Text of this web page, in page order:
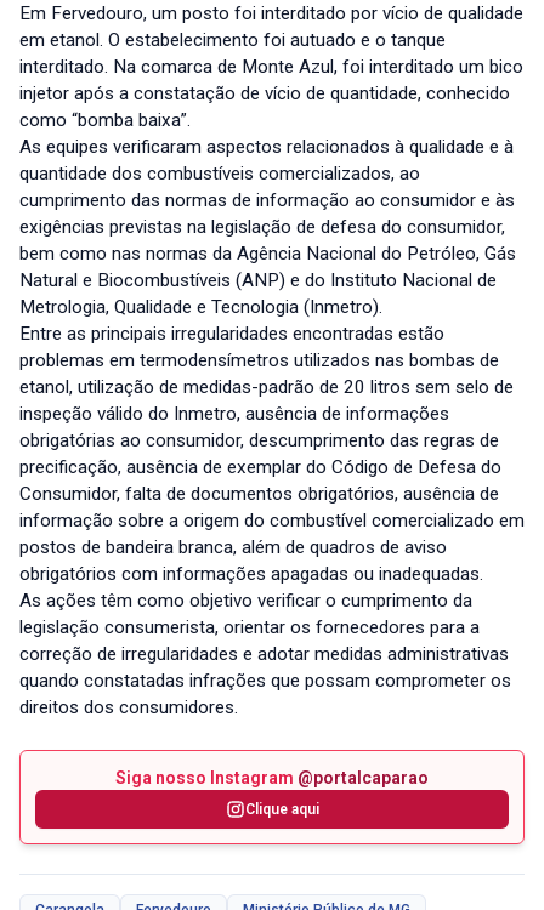
Em Fervedouro, um posto foi interditado por vício de qualidade
em etanol. O estabelecimento foi autuado e o tanque
interditado. Na comarca de Monte Azul, foi interditado um bico
injetor após a constatação de vício de quantidade, conhecido
como “bomba baixa”.
As equipes verificaram aspectos relacionados à qualidade e à
quantidade dos combustíveis comercializados, ao
cumprimento das normas de informação ao consumidor e às
exigências previstas na legislação de defesa do consumidor,
bem como nas normas da Agência Nacional do Petróleo, Gás
Natural e Biocombustíveis (ANP) e do Instituto Nacional de
Metrologia, Qualidade e Tecnologia (Inmetro).
Entre as principais irregularidades encontradas estão
problemas em termodensímetros utilizados nas bombas de
etanol, utilização de medidas-padrão de 20 litros sem selo de
inspeção válido do Inmetro, ausência de informações
obrigatórias ao consumidor, descumprimento das regras de
precificação, ausência de exemplar do Código de Defesa do
Consumidor, falta de documentos obrigatórios, ausência de
informação sobre a origem do combustível comercializado em
postos de bandeira branca, além de quadros de aviso
obrigatórios com informações apagadas ou inadequadas.
As ações têm como objetivo verificar o cumprimento da
legislação consumerista, orientar os fornecedores para a
correção de irregularidades e adotar medidas administrativas
quando constatadas infrações que possam comprometer os
direitos dos consumidores.
Siga nosso Instagram @portalcaparao
Clique aqui